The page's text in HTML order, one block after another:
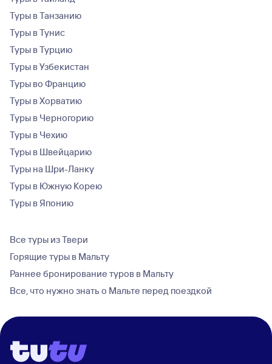
Туры в Танзанию
Туры в Тунис
Туры в Турцию
Туры в Узбекистан
Туры во Францию
Туры в Хорватию
Туры в Черногорию
Туры в Чехию
Туры в Швейцарию
Туры на Шри-Ланку
Туры в Южную Корею
Туры в Японию
Все туры из Твери
Горящие туры в Мальту
Раннее бронирование туров в Мальту
Все, что нужно знать о Мальте перед поездкой